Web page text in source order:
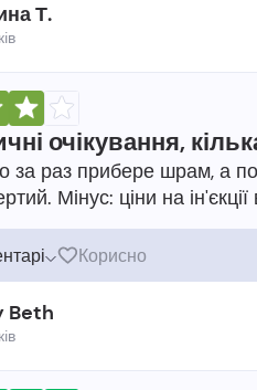
Т.
очікування,
раз прибере шрам, а
Корисно
Beth